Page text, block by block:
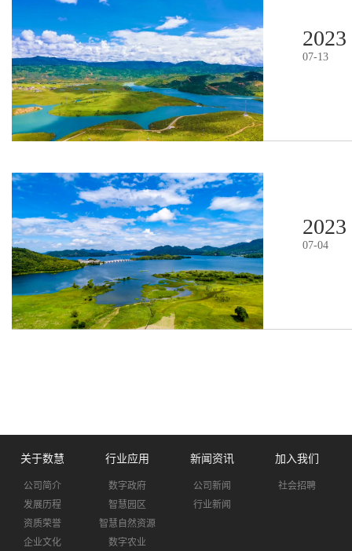
2023
07-13
2023
07-04
关于数慧
公司简介
发展历程
资质荣誉
企业文化
行业应用
数字政府
智慧园区
智慧自然资源
数字农业
新闻资讯
公司新闻
行业新闻
加入我们
社会招聘